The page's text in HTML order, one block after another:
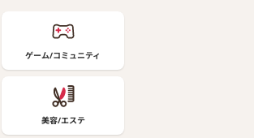
ゲーム/コミュニティ
美容/エステ